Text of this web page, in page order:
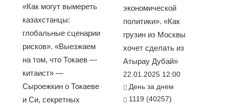
«Как могут вымереть
казахстанцы:
глобальные сценарии
рисков». «Выезжаем
на том, что Токаев —
китаист» —
Сыроежкин о Токаеве
и Си, секретных
экономической
политики». «Как
грузин из Москвы
хочет сделать из
Атырау Дубай»
22.01.2025 12:00
День за днем
1119 (40257)